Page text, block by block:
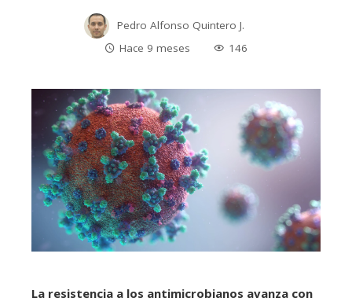
Pedro Alfonso Quintero J.
Hace 9 meses
146
La resistencia a los antimicrobianos avanza con